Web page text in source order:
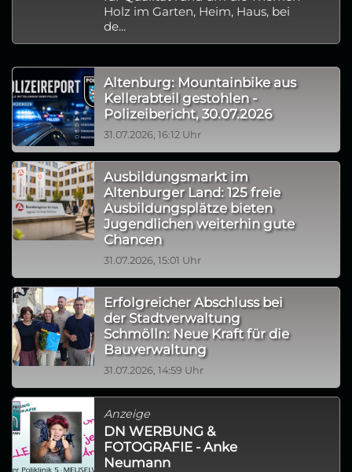
Holz im Garten, Heim, Haus, bei
de...
Altenburg: Mountainbike aus
Kellerabteil gestohlen -
Polizeibericht, 30.07.2026
31.07.2026, 16:12 Uhr
Ausbildungsmarkt im
Altenburger Land: 125 freie
Ausbildungsplätze bieten
Jugendlichen weiterhin gute
Chancen
31.07.2026, 15:01 Uhr
Erfolgreicher Abschluss bei
der Stadtverwaltung
Schmölln: Neue Kraft für die
Bauverwaltung
31.07.2026, 14:59 Uhr
Anzeige
DN WERBUNG &
FOTOGRAFIE - Anke
Neumann